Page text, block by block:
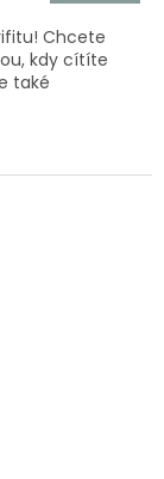
Chcete
kdy cítíte
také